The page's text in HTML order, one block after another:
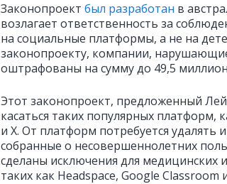
Законопроект был разработан в
возлагает ответственность за
на социальные платформы, а не на
законопроекту, компании,
оштрафованы на сумму до 49,5
Этот законопроект, предложенный
касаться таких популярных платформ,
и X. От платформ потребуется удалять
собранные о несовершеннолетних
сделаны исключения для медицинских
таких как Headspace, Google Classroom